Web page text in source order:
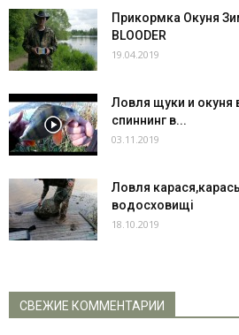
Прикормка Окуня
BLOODER
19.04.2019
Ловля щуки и окуня
спиннинг в...
03.11.2019
Ловля
водосховищі
18.10.2019
СВЕЖИЕ КОММЕНТАРИИ